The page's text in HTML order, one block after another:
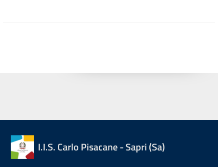
I.I.S. Carlo Pisacane - Sapri (Sa)